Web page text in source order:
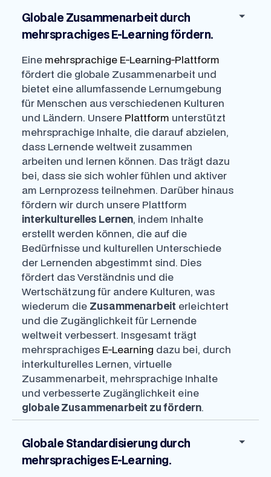
Globale Zusammenarbeit durch
mehrsprachiges E-Learning fördern.
Eine mehrsprachige E-Learning-Plattform
fördert die globale Zusammenarbeit und
bietet eine allumfassende Lernumgebung
für Menschen aus verschiedenen Kulturen
und Ländern. Unsere Plattform unterstützt
mehrsprachige Inhalte, die darauf abzielen,
dass Lernende weltweit zusammen
arbeiten und lernen können. Das trägt dazu
bei, dass sie sich wohler fühlen und aktiver
am Lernprozess teilnehmen. Darüber hinaus
fördern wir durch unsere Plattform
interkulturelles Lernen, indem Inhalte
erstellt werden können, die auf die
Bedürfnisse und kulturellen Unterschiede
der Lernenden abgestimmt sind. Dies
fördert das Verständnis und die
Wertschätzung für andere Kulturen, was
wiederum die Zusammenarbeit erleichtert
und die Zugänglichkeit für Lernende
weltweit verbessert. Insgesamt trägt
mehrsprachiges E-Learning dazu bei, durch
interkulturelles Lernen, virtuelle
Zusammenarbeit, mehrsprachige Inhalte
und verbesserte Zugänglichkeit eine
globale Zusammenarbeit zu fördern.
Globale Standardisierung durch
mehrsprachiges E-Learning.